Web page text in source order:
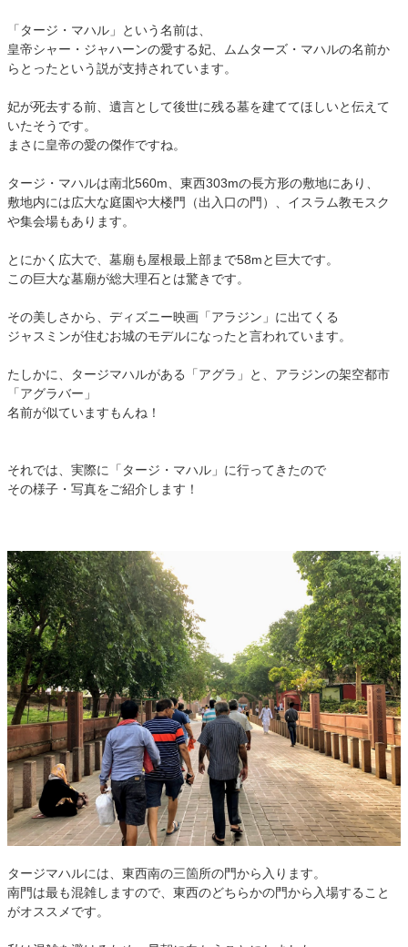
「タージ・マハル」という名前は、
皇帝シャー・ジャハーンの愛する妃、ムムターズ・マハルの名前か
らとったという説が支持されています。
妃が死去する前、遺言として後世に残る墓を建ててほしいと伝えて
いたそうです。
まさに皇帝の愛の傑作ですね。
タージ・マハルは南北560m、東西303mの長方形の敷地にあり、
敷地内には広大な庭園や大楼門（出入口の門）、イスラム教モスク
や集会場もあります。
とにかく広大で、墓廟も屋根最上部まで58mと巨大です。
この巨大な墓廟が総大理石とは驚きです。
その美しさから、ディズニー映画「アラジン」に出てくる
ジャスミンが住むお城のモデルになったと言われています。
たしかに、タージマハルがある「アグラ」と、アラジンの架空都市
「アグラバー」
名前が似ていますもんね！
それでは、実際に「タージ・マハル」に行ってきたので
その様子・写真をご紹介します！
タージマハルには、東西南の三箇所の門から入ります。
南門は最も混雑しますので、東西のどちらかの門から入場すること
がオススメです。